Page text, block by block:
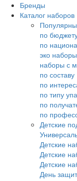
Бренды
Каталог наборов
по
по
эко наборы
наборы с
по составу
по
по типу
по
по
Детские
Детские
Детские
Детские
День